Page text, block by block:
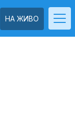
НА ЖИВО